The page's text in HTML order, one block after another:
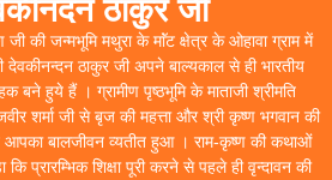
ठाकुर जी
की जन्मभूमि मथुरा के माॅंट क्षेत्र के ओहावा ग्राम में
देवकीनन्दन ठाकुर जी अपने बाल्यकाल से ही भारतीय
बने हुये हैं । ग्रामीण पृष्ठभूमि के माताजी श्रीमति
शर्मा जी से बृज की महत्ता और श्री कृष्ण भगवान की
बालजीवन व्यतीत हुआ । राम-कृष्ण की कथाओं
प्रारम्भिक शिक्षा पूरी करने से पहले ही वृन्दावन की